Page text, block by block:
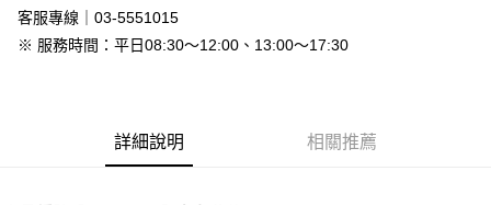
付款後全家取貨
免運費
付款後7-11取貨
客服專線｜03-5551015
※ 服務時間：平日08:30～12:00、13:00～17:30
詳細說明 相關推薦